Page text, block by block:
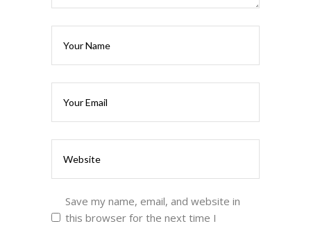
Save my name, email, and website in
this browser for the next time I